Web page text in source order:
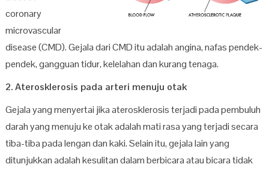
coronary
microvascular
disease (CMD). Gejala dari CMD itu adalah angina, nafas pendek-
pendek, gangguan tidur, kelelahan dan kurang tenaga.
2. Aterosklerosis pada arteri menuju otak
Gejala yang menyertai jika aterosklerosis terjadi pada pembuluh
darah yang menuju ke otak adalah mati rasa yang terjadi secara
tiba-tiba pada lengan dan kaki. Selain itu, gejala lain yang
ditunjukkan adalah kesulitan dalam berbicara atau bicara tidak